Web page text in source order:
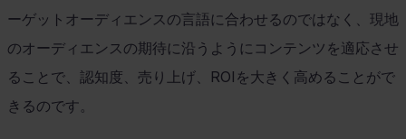
ーゲットオーディエンスの言語に合わせるのではなく、現地
のオーディエンスの期待に沿うようにコンテンツを適応させ
ることで、認知度、売り上げ、 ROI を大きく高めることがで
きるのです。